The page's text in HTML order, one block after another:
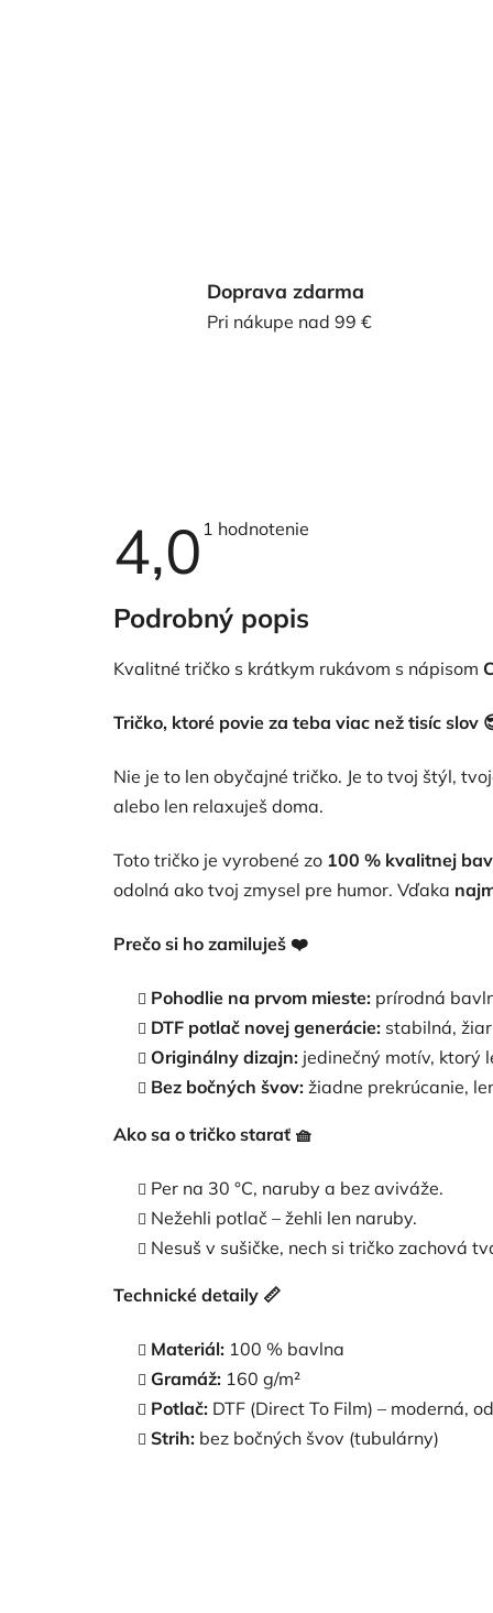
Doprava zdarma
Pri nákupe nad 99 €
4,0 Priemerné
z
5
1 hodnotenie
Podrobný popis
Kvalitné tričko s krátkym rukávom s nápisom
Tričko, ktoré povie za teba viac než tisíc slov
Nie je to len obyčajné tričko. Je to tvoj štýl,
alebo len relaxuješ doma.
Toto tričko je vyrobené zo 100 % kvalitnej
odolná ako tvoj zmysel pre humor. Vďaka
Prečo si ho zamiluješ ❤️
Pohodlie na prvom mieste: prírodná
DTF potlač novej generácie: stabilná,
Originálny dizajn: jedinečný motív, ktorý
Bez bočných švov: žiadne prekrúcanie,
Ako sa o tričko starať 🧺
Per na 30 °C, naruby a bez aviváže.
Nežehli potlač – žehli len naruby.
Nesuš v sušičke, nech si tričko zachová
Technické detaily 📏
Materiál: 100 % bavlna
Gramáž: 160 g/m²
Potlač: DTF (Direct To Film) – moderná,
Strih: bez bočných švov (tubulárny)